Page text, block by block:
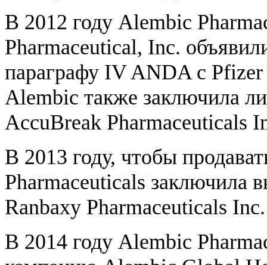
В 2012 году Alembic
Pharmaceutical, Inc.
параграфу IV ANDA с
Alembic также заключила
AccuBreak
В 2013 году, чтобы
Pharmaceuticals заключила
Ranbaxy Pharmaceuticals
В 2014 году Alembic